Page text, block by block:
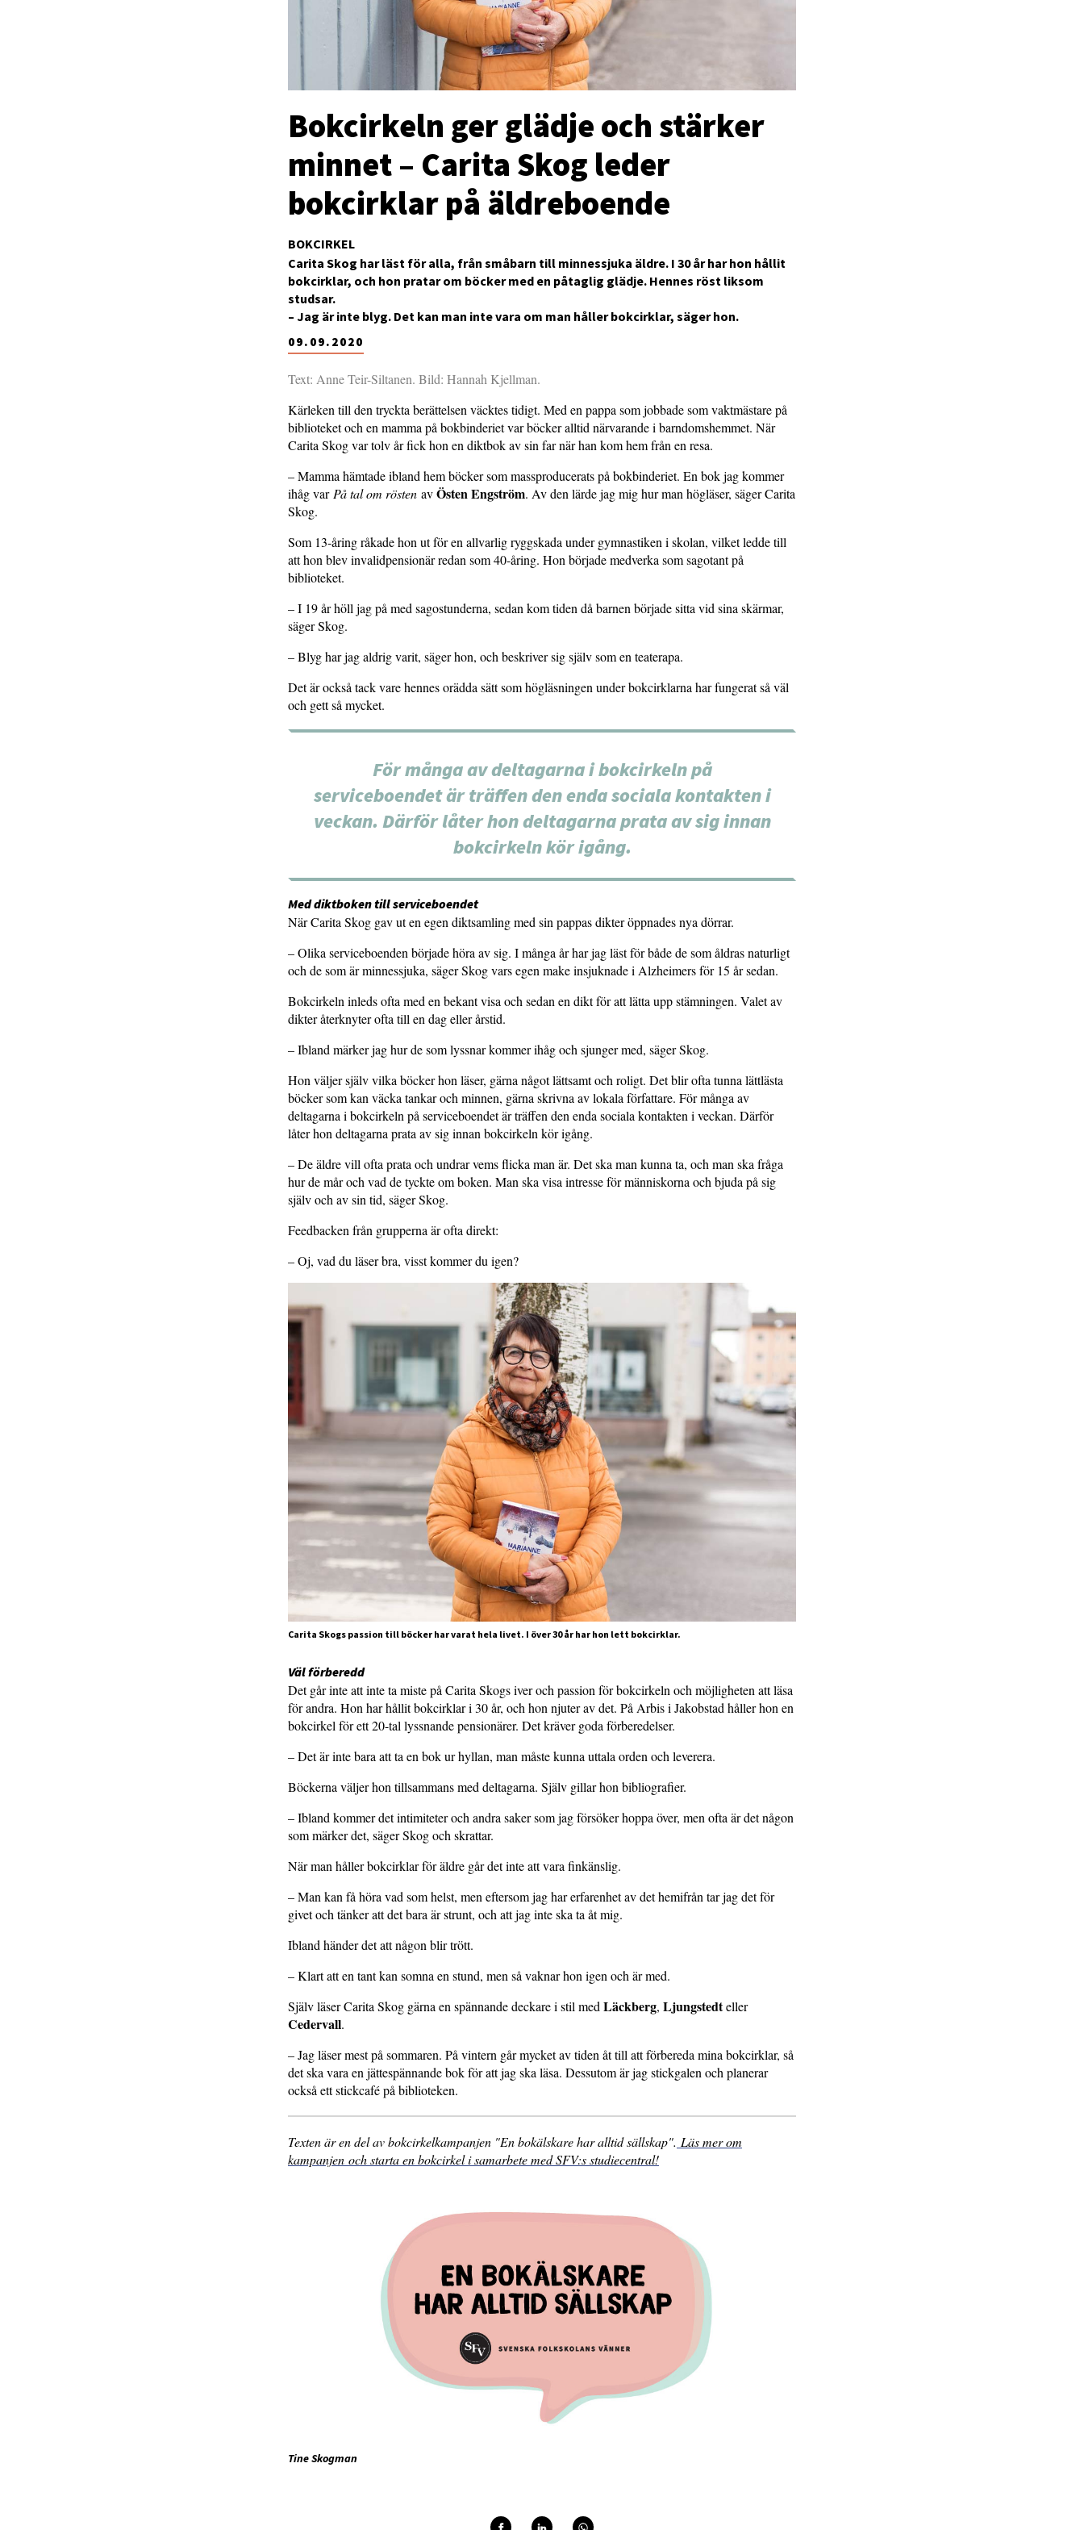
BOKCIRKEL
Bokcirkeln ger glädje och stärker
minnet – Carita Skog leder
bokcirklar på äldreboende
09.09.2020
Carita Skog har läst för alla, från småbarn till minnessjuka äldre. I 30 år har hon hållit
bokcirklar, och hon pratar om böcker med en påtaglig glädje. Hennes röst liksom
studsar.
– Jag är inte blyg. Det kan man inte vara om man håller bokcirklar, säger hon.
Text: Anne Teir-Siltanen. Bild: Hannah Kjellman.
Kärleken till den tryckta berättelsen väcktes tidigt. Med en pappa som jobbade som vaktmästare på
biblioteket och en mamma på bokbinderiet var böcker alltid närvarande i barndomshemmet. När
Carita Skog var tolv år fick hon en diktbok av sin far när han kom hem från en resa.
– Mamma hämtade ibland hem böcker som massproducerats på bokbinderiet. En bok jag kommer
ihåg varPå tal om rösten avÖsten Engström. Av den lärde jag mig hur man högläser, säger Carita
Skog.
Som 13-åring råkade hon ut för en allvarlig ryggskada under gymnastiken i skolan, vilket ledde till
att hon blev invalidpensionär redan som 40-åring. Hon började medverka som sagotant på
biblioteket.
– I 19 år höll jag på med sagostunderna, sedan kom tiden då barnen började sitta vid sina skärmar,
säger Skog.
– Blyg har jag aldrig varit, säger hon, och beskriver sig själv som en teaterapa.
Det är också tack vare hennes orädda sätt som högläsningen under bokcirklarna har fungerat så väl
och gett så mycket.
För många av deltagarna i bokcirkeln på
serviceboendet är träffen den enda sociala kontakten i
veckan. Därför låter hon deltagarna prata av sig innan
bokcirkeln kör igång.
Med diktboken till serviceboendet
När Carita Skog gav ut en egen diktsamling med sin pappas dikter öppnades nya dörrar.
– Olika serviceboenden började höra av sig. I många år har jag läst för både de som åldras naturligt
och de som är minnessjuka, säger Skog vars egen make insjuknade i Alzheimers för 15 år sedan.
Bokcirkeln inleds ofta med en bekant visa och sedan en dikt för att lätta upp stämningen. Valet av
dikter återknyter ofta till en dag eller årstid.
– Ibland märker jag hur de som lyssnar kommer ihåg och sjunger med, säger Skog.
Hon väljer själv vilka böcker hon läser, gärna något lättsamt och roligt. Det blir ofta tunna lättlästa
böcker som kan väcka tankar och minnen, gärna skrivna av lokala författare. För många av
deltagarna i bokcirkeln på serviceboendet är träffen den enda sociala kontakten i veckan. Därför
låter hon deltagarna prata av sig innan bokcirkeln kör igång.
– De äldre vill ofta prata och undrar vems flicka man är. Det ska man kunna ta, och man ska fråga
hur de mår och vad de tyckte om boken. Man ska visa intresse för människorna och bjuda på sig
själv och av sin tid, säger Skog.
Feedbacken från grupperna är ofta direkt:
– Oj, vad du läser bra, visst kommer du igen?
Carita Skogs passion till böcker har varat hela livet. I över 30 år har hon lett bokcirklar.
Väl förberedd
Det går inte att inte ta miste på Carita Skogs iver och passion för bokcirkeln och möjligheten att läsa
för andra. Hon har hållit bokcirklar i 30 år, och hon njuter av det. På Arbis i Jakobstad håller hon en
bokcirkel för ett 20-tal lyssnande pensionärer. Det kräver goda förberedelser.
– Det är inte bara att ta en bok ur hyllan, man måste kunna uttala orden och leverera.
Böckerna väljer hon tillsammans med deltagarna. Själv gillar hon bibliografier.
– Ibland kommer det intimiteter och andra saker som jag försöker hoppa över, men ofta är det någon
som märker det, säger Skog och skrattar.
När man håller bokcirklar för äldre går det inte att vara finkänslig.
– Man kan få höra vad som helst, men eftersom jag har erfarenhet av det hemifrån tar jag det för
givet och tänker att det bara är strunt, och att jag inte ska ta åt mig.
Ibland händer det att någon blir trött.
– Klart att en tant kan somna en stund, men så vaknar hon igen och är med.
Själv läser Carita Skog gärna en spännande deckare i stil medLäckberg, Ljungstedteller
Cedervall.
– Jag läser mest på sommaren. På vintern går mycket av tiden åt till att förbereda mina bokcirklar, så
det ska vara en jättespännande bok för att jag ska läsa. Dessutom är jag stickgalen och planerar
också ett stickcafé på biblioteken.
Texten är en del av bokcirkelkampanjen "En bokälskare har alltid sällskap". Läs mer om
kampanjen och starta en bokcirkel i samarbete med SFV:s studiecentral!
Tine Skogman